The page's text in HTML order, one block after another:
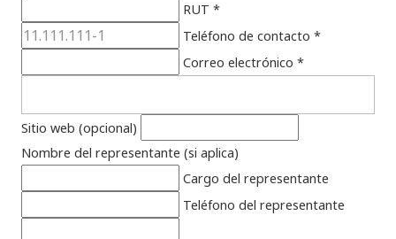
RUT *
Teléfono de contacto *
Correo electrónico *
Sitio web (opcional)
Nombre del representante (si aplica)
Cargo del representante
Teléfono del representante